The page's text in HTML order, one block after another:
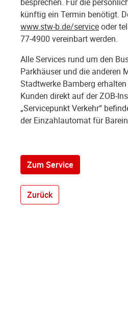
künftig ein Termin benötigt.
www.stw-b.de/serviceoder
77-4900 vereinbart werden.
Alle Services rund um den
Parkhäuser und die anderen
Stadtwerke Bamberg
Kunden direkt auf der ZOB-
„Servicepunkt Verkehr“
der Einzahlautomat für
Zum Service
Zurück